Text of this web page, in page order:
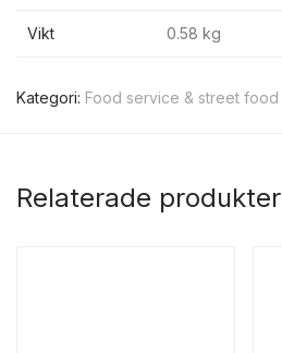
Vikt 0.58 kg
Kategori: Food service & street food
Relaterade produkter